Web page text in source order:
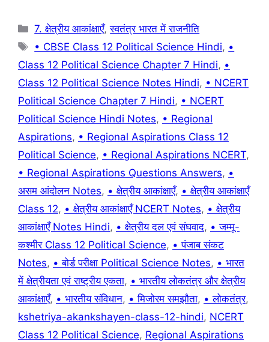
Categories
7. क्षेत्रीय आकांक्षाएँ,स्वतंत्र भारत में राजनीति
Tags
• CBSE Class 12 Political Science Hindi, •
Class 12 Political Science Chapter 7 Hindi, •
Class 12 Political Science Notes Hindi, • NCERT
Political Science Chapter 7 Hindi, • NCERT
Political Science Hindi Notes, • Regional
Aspirations, • Regional Aspirations Class 12
Political Science, • Regional Aspirations NCERT,
• Regional Aspirations Questions Answers, •
असम आंदोलन Notes, • क्षेत्रीय आकांक्षाएँ, • क्षेत्रीय आकांक्षाएँ
Class 12, • क्षेत्रीय आकांक्षाएँ NCERT Notes, • क्षेत्रीय
आकांक्षाएँ Notes Hindi, • क्षेत्रीय दल एवं संघवाद, • जम्मू-
कश्मीर Class 12 Political Science, • पंजाब संकट
Notes, • बोर्ड परीक्षा Political Science Notes, • भारत
में क्षेत्रीयता एवं राष्ट्रीय एकता, • भारतीय लोकतंत्र और क्षेत्रीय
आकांक्षाएँ, • भारतीय संविधान, • मिजोरम समझौता, • लोकतंत्र,
kshetriya-akankshayen-class-12-hindi, NCERT
Class 12 Political Science, Regional Aspirations